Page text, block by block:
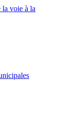
voie à la